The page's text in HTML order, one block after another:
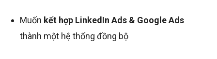
Muốn kết hợp LinkedIn Ads & Google Ads
thành một hệ thống đồng bộ